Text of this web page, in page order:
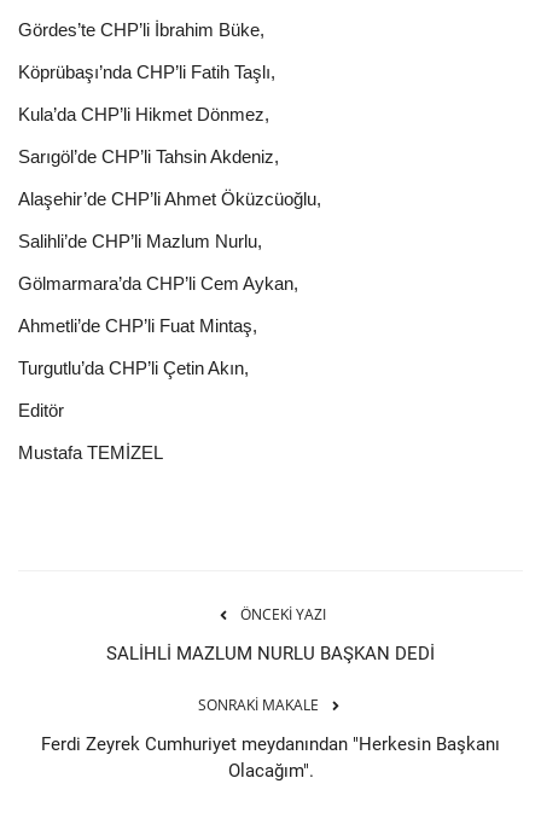
Gördes’te CHP’li İbrahim Büke,
Köprübaşı’nda CHP’li Fatih Taşlı,
Kula’da CHP’li Hikmet Dönmez,
Sarıgöl’de CHP’li Tahsin Akdeniz,
Alaşehir’de CHP’li Ahmet Öküzcüoğlu,
Salihli’de CHP’li Mazlum Nurlu,
Gölmarmara’da CHP’li Cem Aykan,
Ahmetli’de CHP’li Fuat Mintaş,
Turgutlu’da CHP’li Çetin Akın,
Editör
Mustafa TEMİZEL
ÖNCEKI YAZI
SALİHLİ MAZLUM NURLU BAŞKAN DEDİ
SONRAKI MAKALE
Ferdi Zeyrek Cumhuriyet meydanından "Herkesin Başkanı
Olacağım".